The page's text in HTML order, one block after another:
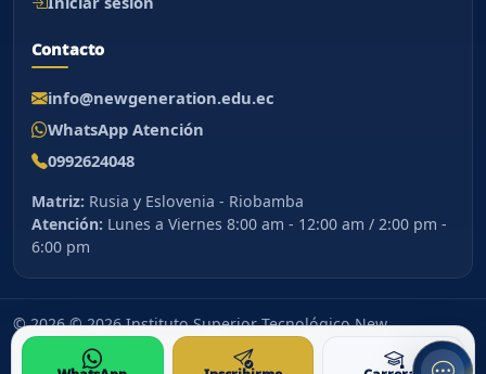
Contacto
info@newgeneration.edu.ec
WhatsApp Atención
0992624048
Matriz: Rusia y Eslovenia - Riobamba
Atención: Lunes a Viernes 8:00 am - 12:00 am / 2:00 pm -
6:00 pm
© 2026 © 2026 Instituto Superior Tecnológico New
Generation. Todos los derechos reservados.
Riobamba, Ecuador